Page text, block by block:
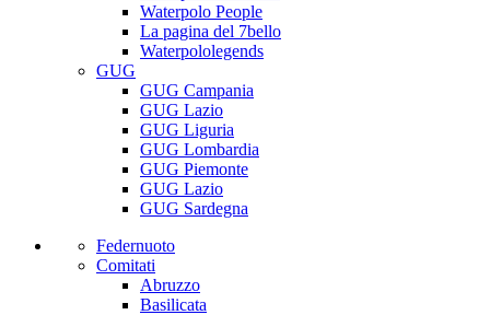
Waterpolo People
La pagina del 7bello
Waterpololegends
GUG
GUG Campania
GUG Lazio
GUG Liguria
GUG Lombardia
GUG Piemonte
GUG Lazio
GUG Sardegna
Federnuoto
Comitati
Abruzzo
Basilicata